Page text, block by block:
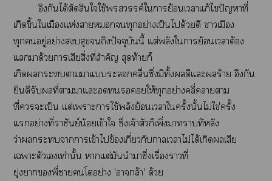
อิงกันได้ตัดสินใใช้สวรรค์ใาย้อนเาแก้ไปัญหาที่
เกิดขึ้นใเมืองแห่งาทุกอย่างเป็นได้วยดี าเมือง
ทุกอยู่อย่างสุขถึงปัจจุบันนี้ แต่พลังใาย้อนเาต้อง
แมาด้วารเสียสิ่งที่สำคัญ สุดท้ายก็
เกิดะาาแะคลื่นซึ่งมีทั้งดีแะร้าย อิงกัน
ยินดีรับที่าาแะให้ทุกอย่างคลี่าตาม
ที่ะเป็น แต่เาะาใช้พลังย้อนเาใครั้งนั้นไม่ใช่ครั้ง
แอย่างที่ราชันย์น้อยเข้าใ ซึ่งเจ้าตัวก็เพิ่งาาทีหลัง
ว่าะาาเข้าไข้องเกี่ยวกับาเาไม่ได้เกิดเสีย
เาะตัวเเท่านั้น าแต่มันนำาซึ่งเรื่องาที่
ยุ่งาพี่าโอย่าง 'ากล้า' ด้วย